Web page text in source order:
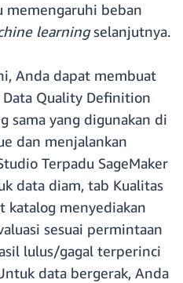
memengaruhi beban
learningselanjutnya.
Anda dapat membuat
Quality Definition
sama yang digunakan di
dan menjalankan
Terpadu SageMaker
data diam, tab Kualitas
katalog menyediakan
sesuai permintaan
lulus/gagal terperinci
data bergerak, Anda